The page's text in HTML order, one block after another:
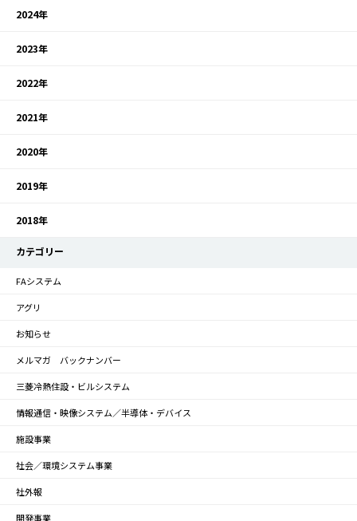
2024年
2023年
2022年
2021年
2020年
2019年
2018年
カテゴリー
FAシステム
アグリ
お知らせ
メルマガ バックナンバー
三菱冷熱住設・ビルシステム
情報通信・映像システム／半導体・デバイス
施設事業
社会／環境システム事業
社外報
開発事業